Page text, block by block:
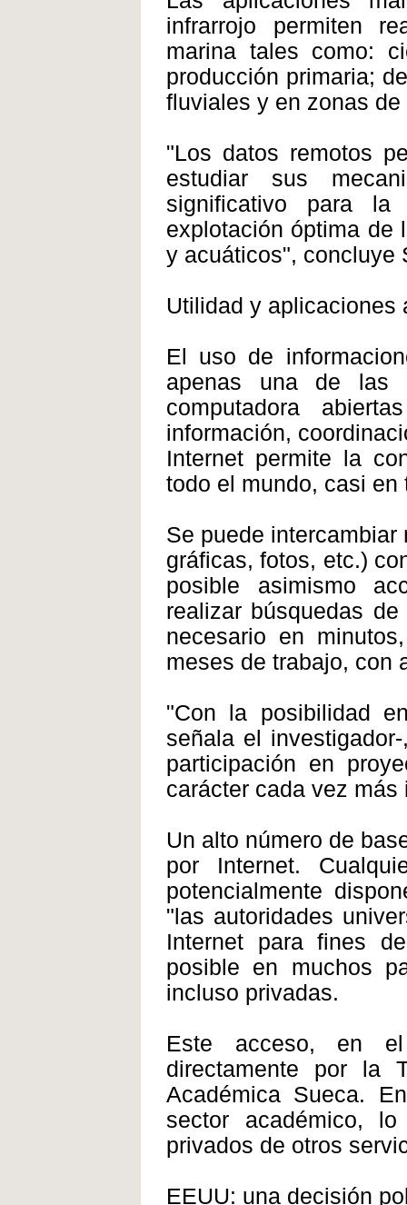
infrarrojo permiten
marina tales como:
producción primaria;
fluviales y en zonas de
"Los datos remotos
estudiar sus
significativo para
explotación óptima de
y acuáticos", concluye
Utilidad y aplicaciones
El uso de
apenas una de las
computadora
información,
Internet permite la
todo el mundo, casi
Se puede
gráficas, fotos, etc.)
posible asimismo
realizar búsquedas
necesario en
meses de trabajo, con
"Con la posibilidad
señala el
participación en
carácter cada vez más
Un alto número de
por Internet.
potencialmente
"las autoridades
Internet para fines
posible en muchos
incluso privadas.
Este acceso, en
directamente por la
Académica Sueca.
sector académico,
privados de otros
EEUU: una decisión